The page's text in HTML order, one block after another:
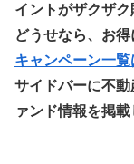
イントがザクザク
どうせなら、お
キャンペーン一覧
サイドバーに不
ァンド情報を掲載